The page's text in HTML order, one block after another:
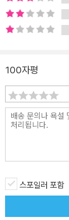
그는 20세기에 가
분신 ‘한스 기벤라
내는 성장소설『수레바퀴 아래서』
세는 상반된 성격의
자신이 십대 시절
벤라트’는 “천재
작은 마을에 저 위
총명하고 기품 있
면 평범하고 하찮
자신이 진정으로 원
학교에 입학한 한
자유로운 시인의
100자평
스포일러 포함